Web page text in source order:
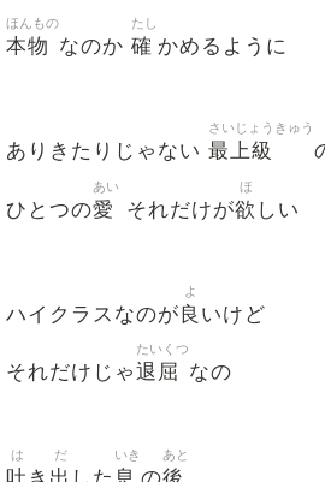
本物
ほんもの
なのか 確
たし
かめるように
ありきたりじゃない 最上級
さいじょうきゅう
ひとつの愛
あい
それだけが欲
ほ
しい
ハイクラスなのが良
よ
いけど
それだけじゃ退屈
たいくつ
なの
は だ いき あと